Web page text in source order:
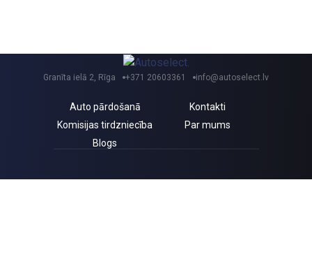
Granīta ielā 2, Rīga +371 20603361 info@autoselect.lv
Auto pārdošanā
Kontakti
Komisijas tirdzniecība
Par mums
Blogs